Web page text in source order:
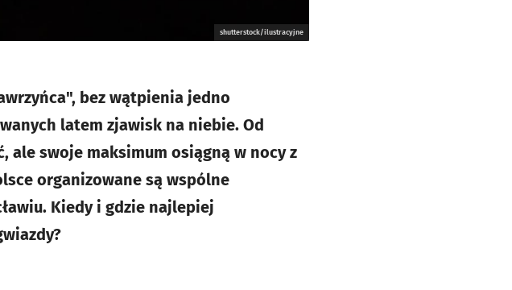
shutterstock/ilustracyjne
bez wątpienia jedno
latem zjawisk na niebie. Od
ale swoje maksimum osiągną w nocy z
organizowane są wspólne
Kiedy i gdzie najlepiej